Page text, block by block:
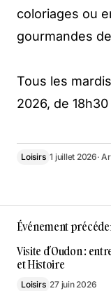
coloriages ou
gourmandes
Tous les
2026, de 18h30
Loisirs 1 juillet 2026·
Événement
Visite d’Oudon :
et Histoire
Loisirs 27 juin 2026